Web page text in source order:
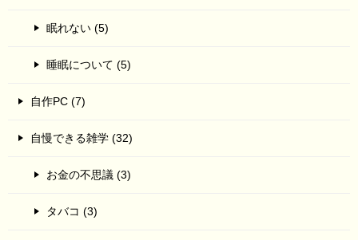
眠れない (5)
睡眠について (5)
自作PC (7)
自慢できる雑学 (32)
お金の不思議 (3)
タバコ (3)